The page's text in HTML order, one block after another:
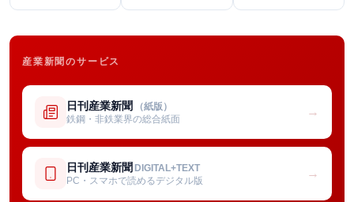
産業新聞のサービス
日刊産業新聞 （紙版）
鉄鋼・非鉄業界の総合紙面
→
日刊産業新聞 DIGITAL+TEXT
PC・スマホで読めるデジタル版
→